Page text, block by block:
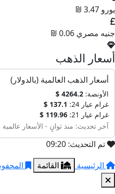
يورو 3.47 ₪
جنيه مصري 0.06 ₪
أسعار الذهب
أسعار الذهب العالمية (بالدولار)
الأونصة: 4264.2 $
غرام عيار 24:
137.1 $
غرام عيار 21:
119.96 $
آخر تحديث: منذ ثوانٍ - الأسعار
تم التحديث: 09:20
الرئيسية
القائمة